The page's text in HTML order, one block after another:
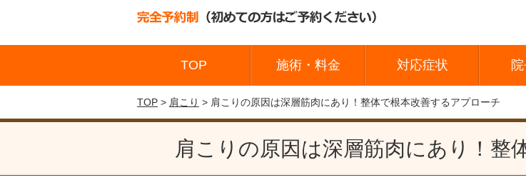
TOP 施術・料金 対応症状
TOP > 肩こり > 肩こりの原因は深層筋肉にあり！整体で根本改善するアプローチ
肩こりの原因は深層筋肉にあり！整